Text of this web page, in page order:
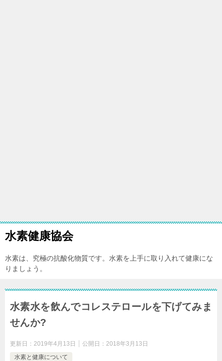
水素健康協会
水素は、究極の抗酸化物質です。水素を上手に取り入れて健康にな
りましょう。
水素水を飲んでコレステロールを下げてみま
せんか?
更新日： 2019年4月13日 公開日： 2018年3月13日
水素と健康について